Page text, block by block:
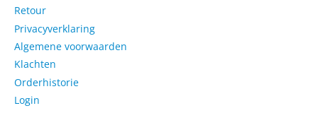
Retour
Privacyverklaring
Algemene voorwaarden
Klachten
Orderhistorie
Login